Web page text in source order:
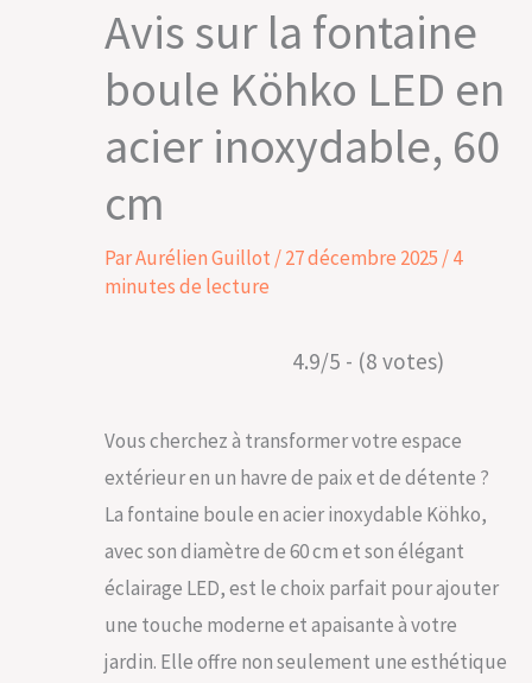
Avis sur la fontaine
boule Köhko LED en
acier inoxydable, 60
cm
ParAurélien Guillot /27 décembre 2025 /4
minutes de lecture
4.9/5 - (8 votes)
Vous cherchez à transformer votre espace
extérieur en un havre de paix et de détente ?
La fontaine boule en acier inoxydable Köhko,
avec son diamètre de 60 cm et son élégant
éclairage LED, est le choix parfait pour ajouter
une touche moderne et apaisante à votre
jardin. Elle offre non seulement une esthétique